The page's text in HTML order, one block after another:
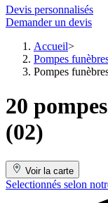
Devis personnalisés
Demander un devis
Accueil
Pompes
Pompes
20
(02)
Voir la carte
Selectionnés selon